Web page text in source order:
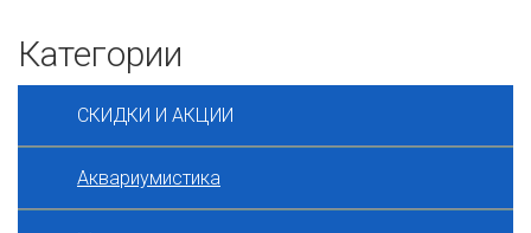
Категории
СКИДКИ И АКЦИИ
Аквариумистика